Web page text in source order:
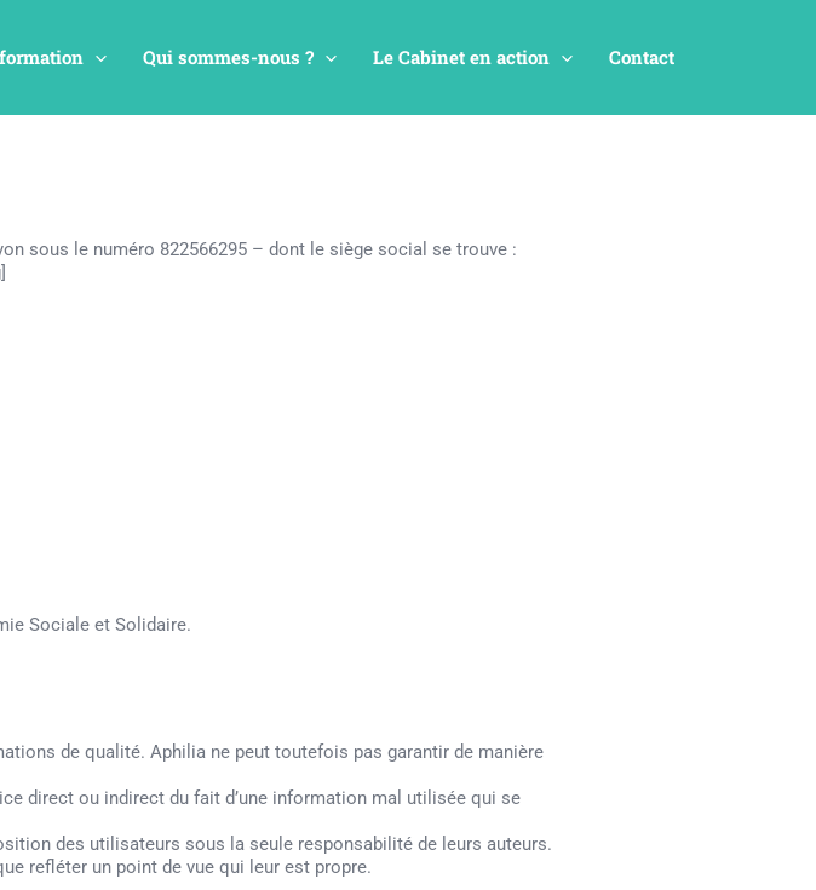
Qui sommes-nous ? Le Cabinet en action Contact
sous le numéro 822566295 – dont le siège social se trouve :
Sociale et Solidaire.
de qualité. Aphilia ne peut toutefois pas garantir de manière
direct ou indirect du fait d’une information mal utilisée qui se
des utilisateurs sous la seule responsabilité de leurs auteurs.
refléter un point de vue qui leur est propre.